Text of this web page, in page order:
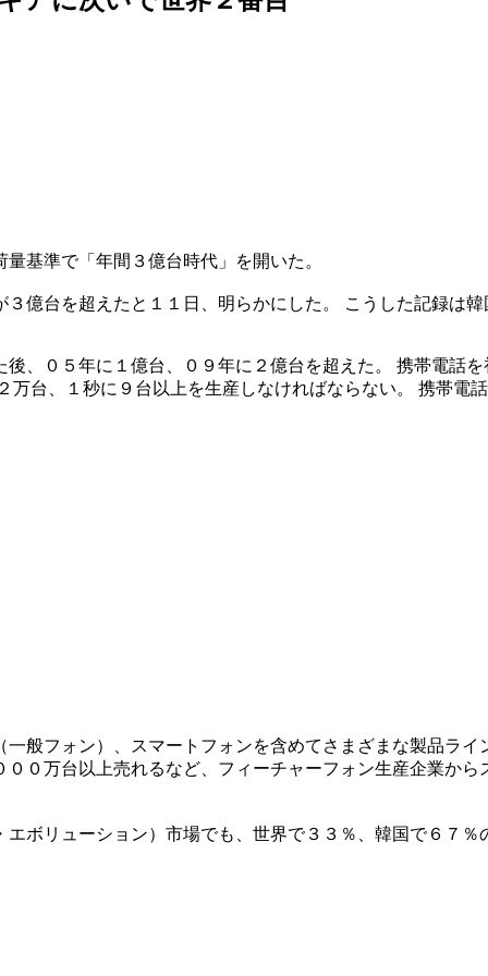
基準で「年間３億台時代」を開いた。
億台を超えたと１１日、明らかにした。 こうした記録は
、０５年に１億台、０９年に２億台を超えた。 携帯電話
台、１秒に９台以上を生産しなければならない。 携帯電
般フォン）、スマートフォンを含めてさまざまな製品ライ
０万台以上売れるなど、フィーチャーフォン生産企業か
ボリューション）市場でも、世界で３３％、韓国で６７％